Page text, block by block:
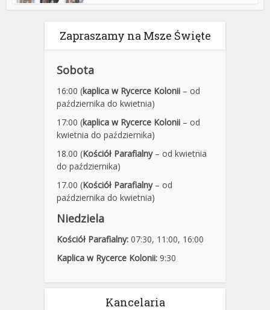
Zapraszamy na Msze Święte
Sobota
16:00 (kaplica w Rycerce Kolonii – od
października do kwietnia)
17:00 (kaplica w Rycerce Kolonii – od
kwietnia do października)
18.00 (Kościół Parafialny– od kwietnia
do października)
17.00 (Kościół Parafialny– od
października do kwietnia)
Niedziela
Kościół Parafialny: 07:30, 11:00, 16:00
Kaplica w Rycerce Kolonii: 9:30
Kancelaria